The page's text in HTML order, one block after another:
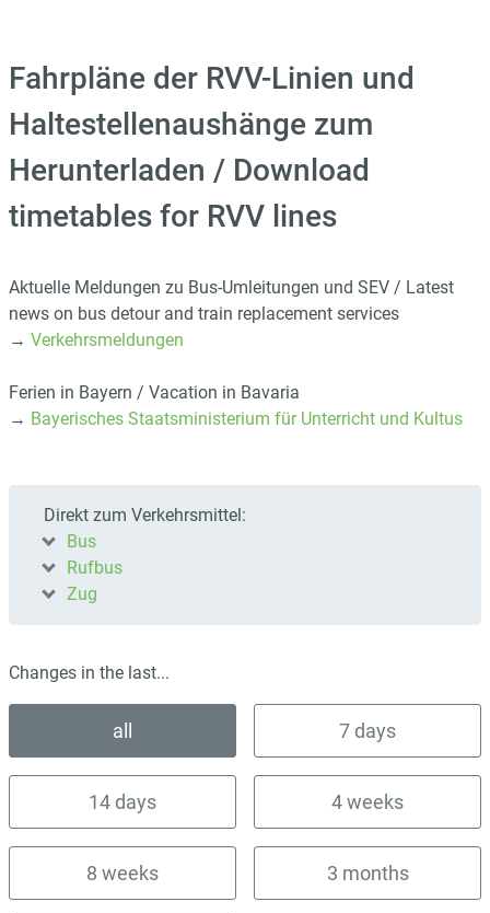
Fahrpläne der RVV-Linien und
Haltestellenaushänge zum
Herunterladen / Download
timetables for RVV lines
Aktuelle Meldungen zu Bus-Umleitungen und SEV / Latest
news on bus detour and train replacement services
→ Verkehrsmeldungen
Ferien in Bayern / Vacation in Bavaria
→ Bayerisches Staatsministerium für Unterricht und Kultus
Direkt zum Verkehrsmittel:
Bus
Rufbus
Zug
Changes in the last...
all 7 days
14 days 4 weeks
8 weeks 3 months